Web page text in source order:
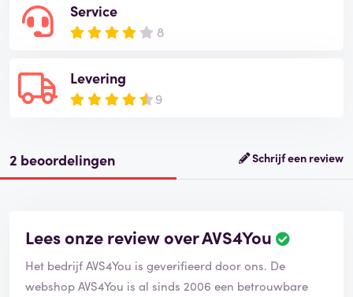
Service
8
Levering
9
2 beoordelingen Schrijf een review
Lees onze review over AVS4You
Het bedrijf AVS4You is geverifieerd door ons. De
webshop AVS4You is al sinds 2006 een betrouwbare